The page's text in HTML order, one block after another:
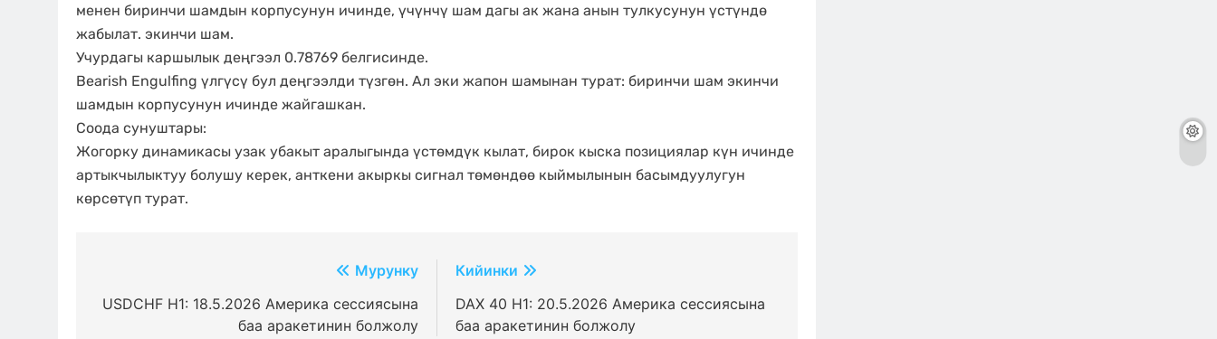
менен биринчи шамдын корпусунун ичинде, үчүнчү шам дагы ак жана анын тулкусунун үстүндө
жабылат. экинчи шам.
Учурдагы каршылык деңгээл 0.78769 белгисинде.
Bearish Engulfing үлгүсү бул деңгээлди түзгөн. Ал эки жапон шамынан турат: биринчи шам экинчи
шамдын корпусунун ичинде жайгашкан.
Соода сунуштары:
Жогорку динамикасы узак убакыт аралыгында үстөмдүк кылат, бирок кыска позициялар күн ичинде
артыкчылыктуу болушу керек, анткени акыркы сигнал төмөндөө кыймылынын басымдуулугун
көрсөтүп турат.
боюнча
Мурунку
USDCHF H1: 18.5.2026 Америка сессиясына
баа аракетинин болжолу
Кийинки
DAX 40 H1: 20.5.2026 Америка сессиясына
баа аракетинин болжолу